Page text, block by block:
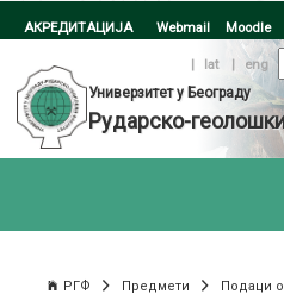
АКРЕДИТАЦИЈА Webmail Moodle
| lat |
eng
Универзитет у Београду
Рударско-
РГФ Предмети Подаци